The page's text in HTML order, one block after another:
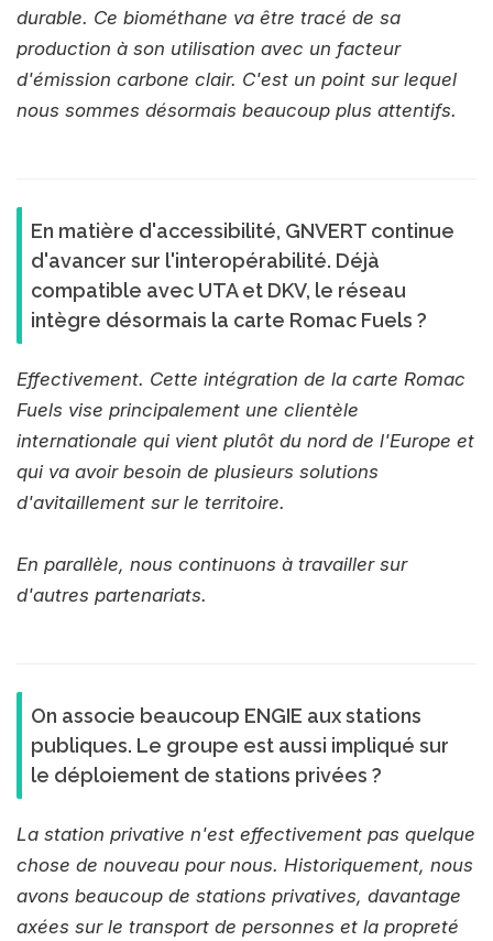
durable. Ce biométhane va être tracé de sa
production à son utilisation avec un facteur
d'émission carbone clair. C'est un point sur lequel
nous sommes désormais beaucoup plus attentifs.
En matière d'accessibilité, GNVERT continue
d'avancer sur l'interopérabilité. Déjà
compatible avec UTA et DKV, le réseau
intègre désormais la carte Romac Fuels ?
Effectivement. Cette intégration de la carte Romac
Fuels vise principalement une clientèle
internationale qui vient plutôt du nord de l'Europe et
qui va avoir besoin de plusieurs solutions
d'avitaillement sur le territoire.
En parallèle, nous continuons à travailler sur
d'autres partenariats.
On associe beaucoup ENGIE aux stations
publiques. Le groupe est aussi impliqué sur
le déploiement de stations privées ?
La station privative n'est effectivement pas quelque
chose de nouveau pour nous. Historiquement, nous
avons beaucoup de stations privatives, davantage
axées sur le transport de personnes et la propreté